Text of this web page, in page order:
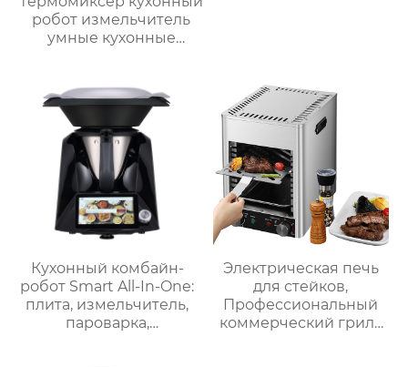
робот измельчитель
умные кухонные
для продажи с
мясорубкой и Wi-Fi
Кухонный комбайн-
робот Smart All-In-One:
плита, измельчитель,
пароварка,
Электрическая печь
для стейков,
Профессиональный
коммерческий гриль